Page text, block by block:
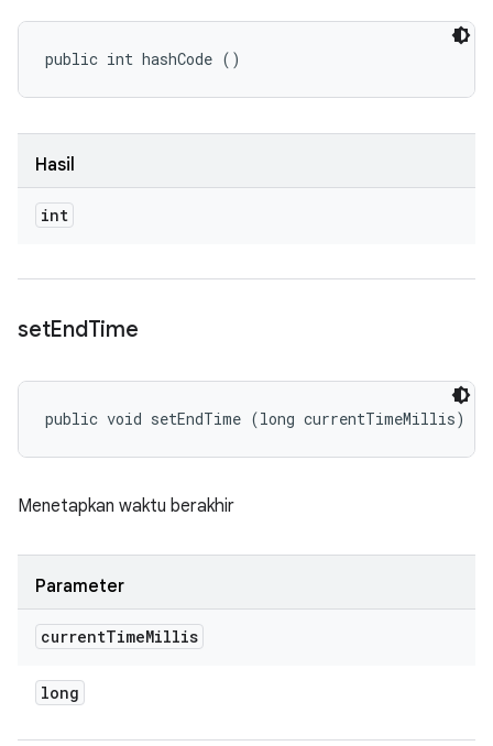
public int hashCode ()
Hasil
int
setEndTime
public void setEndTime (long currentTimeMillis)
Menetapkan waktu berakhir
Parameter
currentTimeMillis
long